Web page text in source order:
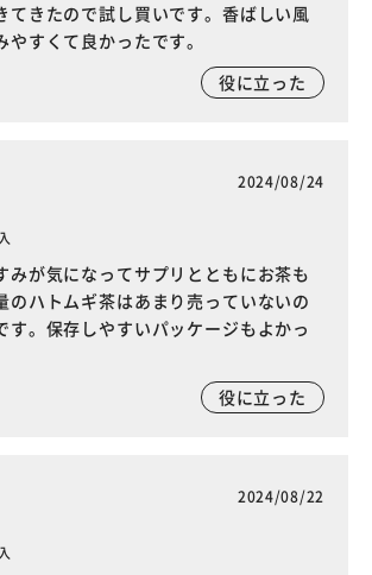
てきたので試し買いです。香ばしい風
やすくて良かったです。
役に立った
2024/08/24
みが気になってサプリとともにお茶も
のハトムギ茶はあまり売っていないの
す。保存しやすいパッケージもよかっ
役に立った
2024/08/22